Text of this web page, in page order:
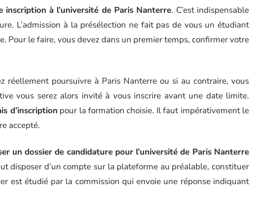
inscription à l’université de Paris Nanterre. C’est indispensable
L’admission à la présélection ne fait pas de vous un étudiant
Pour le faire, vous devez dans un premier temps, confirmer votre
réellement poursuivre à Paris Nanterre ou si au contraire, vous
vous serez alors invité à vous inscrire avant une date limite.
d’inscription pour la formation choisie. Il faut impérativement le
accepté.
un dossier de candidature pour l’université de Paris Nanterre
disposer d’un compte sur la plateforme au préalable, constituer
est étudié par la commission qui envoie une réponse indiquant